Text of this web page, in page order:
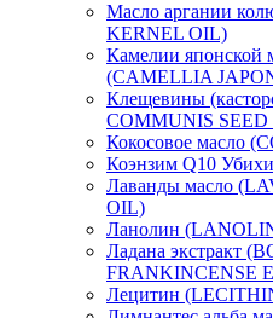
Масло аргании
KERNEL OIL)
Камелии японской
(CAMELLIA
Клещевины
COMMUNIS
Кокосовое масло
Коэнзим Q10
Лаванды масло
OIL)
Ланолин
Ладана экстракт
FRANKINCENSE
Лецитин